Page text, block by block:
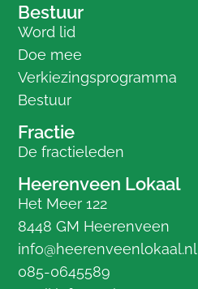
Bestuur
Word lid
Doe mee
Verkiezingsprogramma
Bestuur
Fractie
De fractieleden
Heerenveen Lokaal
Het Meer 122
8448 GM Heerenveen
info@heerenveenlokaal.nl
085-0645589